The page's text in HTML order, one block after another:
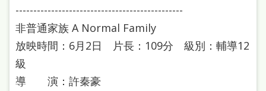
-----------------------------------------------
非普通家族 A Normal Family
放映時間：6月2日 片長：109分 級別：輔導12
級
導 演：許秦豪